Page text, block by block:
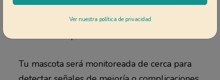
24 o 48 horas para supervisarla y asegurarse
del correcto suministro de líquidos
intravenosos para evitar la deshidratación.
Tu mascota será monitoreada de cerca para
Ver nuestra política de privacidad